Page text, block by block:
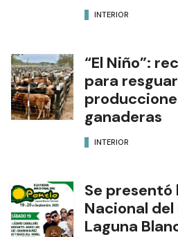
INTERIOR
“El Niño”:
para
ganaderas
INTERIOR
Se presentó
Nacional del
Laguna